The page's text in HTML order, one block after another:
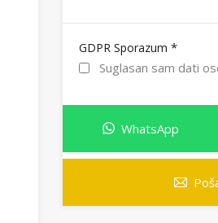
GDPR Sporazum *
Suglasan sam dati
WhatsApp